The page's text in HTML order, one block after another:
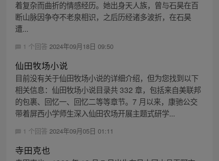
着复杂而曲折的情感经历。她出身天人族，曾与石昊在百
断山脉因争夺不老泉相识，之后历经诸多波折，在石昊
遭...
1 个回答 2024年09月18日 09:50
仙田牧场小说
目前没有关于仙田牧场小说的详细介绍，但为您找到以下
相关信息：仙田牧场小说目录共 332 章，包括来自美联邦
的包裹、回忆一、回忆二等等章节。7 月以来，康驰公交
带着屏西小学师生深入仙田农场开展主题式研学...
1 个回答 2024年09月05日 01:11
寺田克也